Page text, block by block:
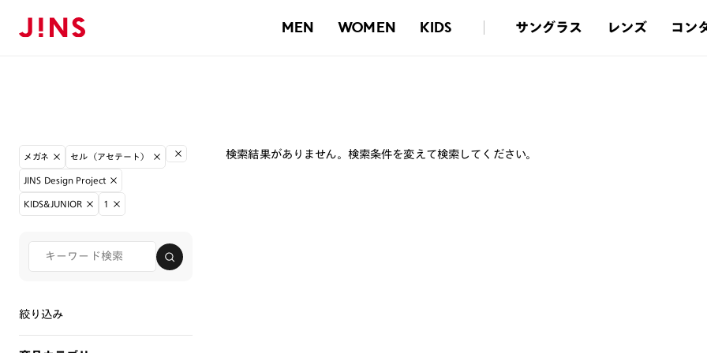
MEN WOMEN KIDS サングラス レンズ コン
メガネ セル（アセテート）
JINS Design Project
KIDS&JUNIOR 1
絞り込み
検索結果がありません。検索条件を変えて検索してください。